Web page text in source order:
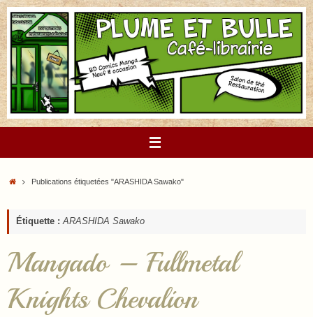
Passer
au
contenu
AccueilPublications étiquetées "ARASHIDA Sawako"
Étiquette :ARASHIDA Sawako
Mangado – Fullmetal
Knights Chevalion